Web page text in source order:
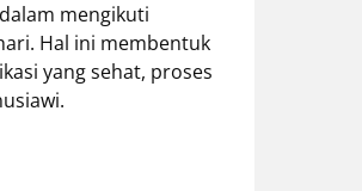
mengikuti
Hal ini membentuk
yang sehat, proses